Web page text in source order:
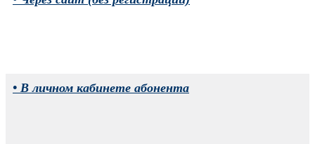
• В личном кабинете абонента